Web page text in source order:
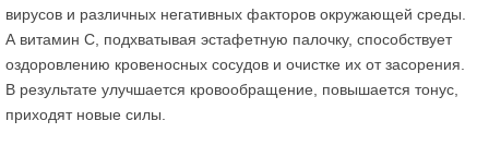
вирусов и различных негативных факторов окружающей среды.
А витамин С, подхватывая эстафетную палочку, способствует
оздоровлению кровеносных сосудов и очистке их от засорения.
В результате улучшается кровообращение, повышается тонус,
приходят новые силы.